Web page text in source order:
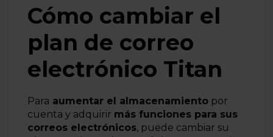
Titan
Cómo configurar y administrar la Autenticación de dos
Factores (2FA) en el correo electrónico de Titan
Cómo iniciar sesión en Titan usando la autenticación de
dos factores (2FA)
Cómo usar el correo electrónico Titan en el teléfono
celular
¿Cuál es la diferencia entre los planes de correo
Cómo cambiar el
plan de correo
electrónico Titan
Para aumentar el almacenamiento por
cuenta y adquirir más funciones para sus
correos electrónicos, puede cambiar su